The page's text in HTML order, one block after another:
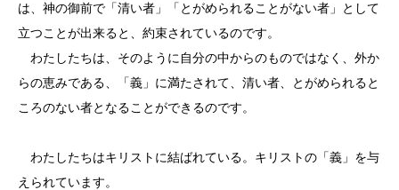
は、神の御前で「清い者」「とがめられることがない者」として
立つことが出来ると、約束されているのです。
わたしたちは、そのように自分の中からのものではなく、外か
らの恵みである、「義」に満たされて、清い者、とがめられると
ころのない者となることができるのです。
わたしたちはキリストに結ばれている。キリストの「義」を与
えられています。